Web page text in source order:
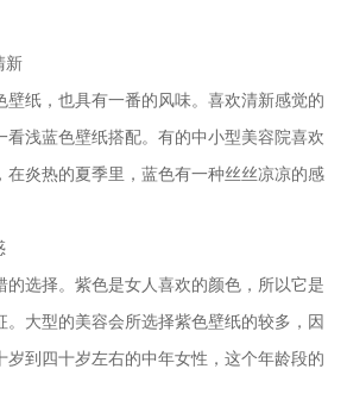
新
纸，也具有一番的风味。喜欢清新感觉的
看浅蓝色壁纸搭配。有的中小型美容院喜欢
在炎热的夏季里，蓝色有一种丝丝凉凉的感
选择。紫色是女人喜欢的颜色，所以它是
。大型的美容会所选择紫色壁纸的较多，因
岁到四十岁左右的中年女性，这个年龄段的